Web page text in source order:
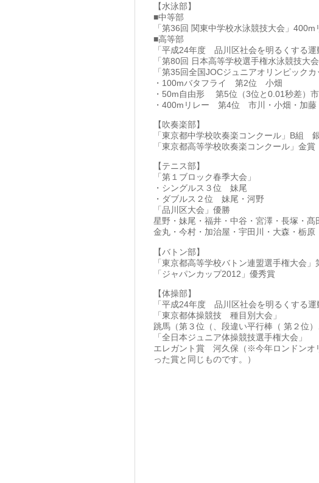
【水泳部】
■中等部
「第36回 関東中学校水泳競技大会」
■高等部
「平成24年度 品川区社会を明るくする運
「第80回 日本高等学校選手権水泳競技
「第35回全国JOCジュニアオリンピックカ
・100mバタフライ 第2位 小畑
・50m自由形 第5位（3位と0.01秒差）
・400mリレー 第4位 市川・小畑・加藤
【吹奏楽部】
「東京都中学校吹奏楽コンクール」B組
「東京都高等学校吹奏楽コンクール」金賞
【テニス部】
「第１ブロック春季大会」
・シングルス３位 妹尾
・ダブルス２位 妹尾・河野
「品川区大会」優勝
星野・妹尾・福井・中谷・宮澤・長塚・髙
金丸・今村・加治屋・宇田川・大森・栃原
【バトン部】
「東京都高等学校バトン連盟選手権大会」
「ジャパンカップ2012」優秀賞
【体操部】
「平成24年度 品川区社会を明るくする運
「東京都体操競技 種目別大会」
跳馬（第３位（、段違い平行棒（ 第２位
「全日本ジュニア体操競技選手権大会」
エレガント賞 河久保（※今年ロンドンオ
った賞と同じものです。）